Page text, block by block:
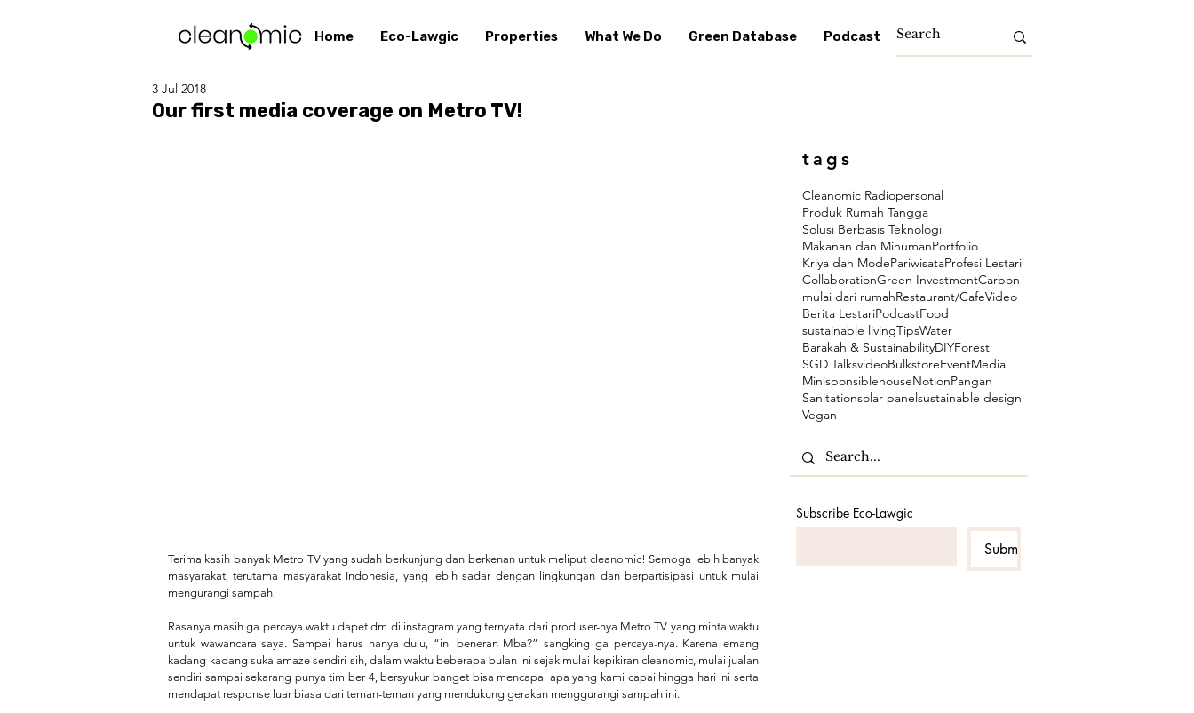
Home Eco-Lawgic Properties What We Do Green Database Podcast
Our first media coverage on Metro TV!
3 Jul 2018
Terima kasih banyak Metro TV yang sudah berkunjung dan berkenan untuk meliput cleanomic! Semoga lebih banyak
masyarakat, terutama masyarakat Indonesia, yang lebih sadar dengan lingkungan dan berpartisipasi untuk mulai
mengurangi sampah!
Rasanya masih ga percaya waktu dapet dm di instagram yang ternyata dari produser-nya Metro TV yang minta waktu
untuk wawancara saya. Sampai harus nanya dulu, “ini beneran Mba?” sangking ga percaya-nya. Karena emang
kadang-kadang suka amaze sendiri sih, dalam waktu beberapa bulan ini sejak mulai kepikiran cleanomic, mulai jualan
sendiri sampai sekarang punya tim ber 4, bersyukur banget bisa mencapai apa yang kami capai hingga hari ini serta
mendapat response luar biasa dari teman-teman yang mendukung gerakan menggurangi sampah ini.
tags
Cleanomic Radiopersonal
Produk Rumah Tangga
Solusi Berbasis Teknologi
Makanan dan MinumanPortfolio
Kriya dan ModePariwisataProfesi Lestari
CollaborationGreen InvestmentCarbon
mulai dari rumahRestaurant/CafeVideo
Berita LestariPodcastFood
sustainable livingTipsWater
Barakah & SustainabilityDIYForest
SGD TalksvideoBulkstoreEventMedia
MinisponsiblehouseNotionPangan
Sanitationsolar panelsustainable design
Vegan
Subscribe Eco-Lawgic
Submit